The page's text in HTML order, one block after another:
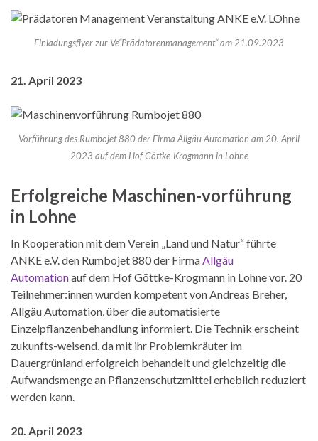
Einladungsflyer zur Ve“Prädatorenmanagement“ am 21.09.2023
21. April 2023
Vorführung des Rumbojet 880 der Firma Allgäu Automation am 20. April
2023 auf dem Hof Göttke-Krogmann in Lohne
Erfolgreiche Maschinen-vorführung
in Lohne
In Kooperation mit dem Verein „Land und Natur“ führte
ANKE e.V. den Rumbojet 880 der FirmaAllgäu
Automationauf dem Hof Göttke-Krogmann in Lohne vor. 20
Teilnehmer:innen wurden kompetent von Andreas Breher,
Allgäu Automation, über die automatisierte
Einzelpflanzenbehandlung informiert. Die Technik erscheint
zukunfts-weisend, da mit ihr Problemkräuter im
Dauergrünland erfolgreich behandelt und gleichzeitig die
Aufwandsmenge an Pflanzenschutzmittel erheblich reduziert
werden kann.
20. April 2023